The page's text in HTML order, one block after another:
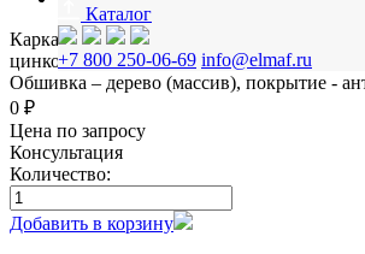
Каталог
+7 800 250-06-69 info@elmaf.ru
Каркас - сталь конструкционная, покрытие
цинкосодержащий грунт, окраска
Обшивка – дерево (массив), покрытие -
0 ₽
Цена по запросу
Консультация
Количество:
Добавить в корзину